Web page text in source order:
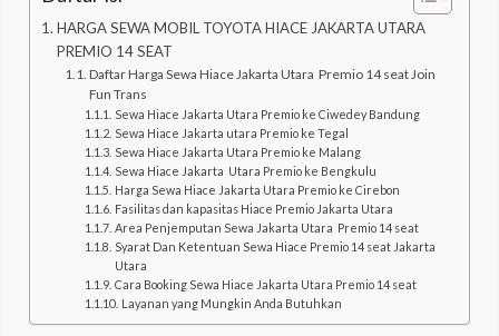
HARGA SEWA MOBIL TOYOTA HIACE JAKARTA UTARA
PREMIO 14 SEAT
Daftar Harga Sewa Hiace Jakarta Utara Premio 14 seat Join
Fun Trans
Sewa Hiace Jakarta Utara Premio ke Ciwedey Bandung
Sewa Hiace Jakarta utara Premio ke Tegal
Sewa Hiace Jakarta Utara Premio ke Malang
Sewa Hiace Jakarta Utara Premio ke Bengkulu
Harga Sewa Hiace Jakarta Utara Premio ke Cirebon
Fasilitas dan kapasitas Hiace Premio Jakarta Utara
Area Penjemputan Sewa Jakarta Utara Premio 14 seat
Syarat Dan Ketentuan Sewa Hiace Premio 14 seat Jakarta
Utara
Cara Booking Sewa Hiace Jakarta Utara Premio 14 seat
Layanan yang Mungkin Anda Butuhkan